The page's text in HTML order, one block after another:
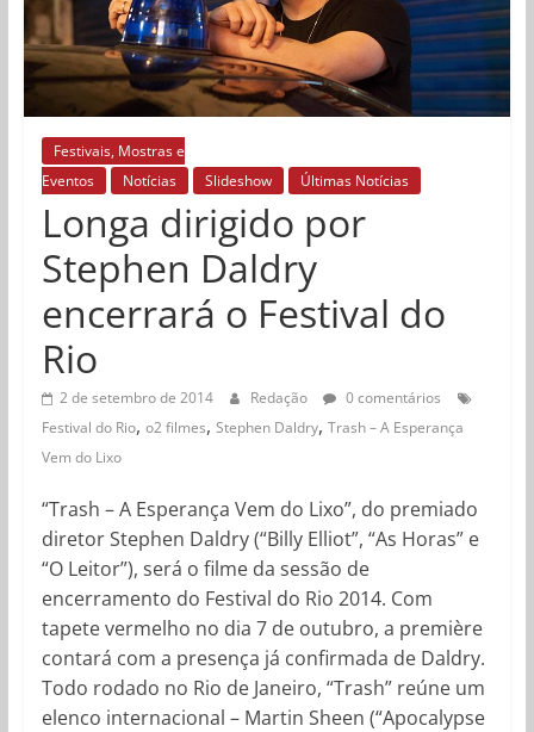
Festivais, Mostras e
Eventos
Notícias Slideshow Últimas Notícias
Longa dirigido por
Stephen Daldry
encerrará o Festival do
Rio
2 de setembro de 2014 Redação
0 comentários
Festival do Rio, o2 filmes, Stephen Daldry, Trash – A Esperança
Vem do Lixo
“Trash – A Esperança Vem do Lixo”, do premiado
diretor Stephen Daldry (“Billy Elliot”, “As Horas” e
“O Leitor”), será o filme da sessão de
encerramento do Festival do Rio 2014. Com
tapete vermelho no dia 7 de outubro, a première
contará com a presença já confirmada de Daldry.
Todo rodado no Rio de Janeiro, “Trash” reúne um
elenco internacional – Martin Sheen (“Apocalypse